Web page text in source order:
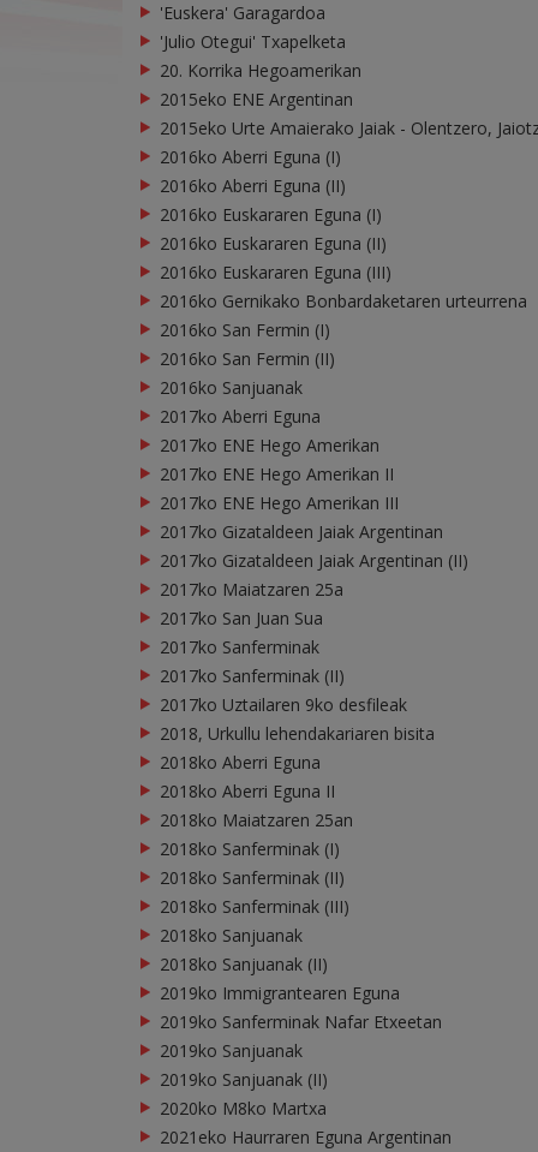
'Euskera' Garagardoa
'Julio Otegui' Txapelketa
20. Korrika Hegoamerikan
2015eko ENE Argentinan
2015eko Urte Amaierako Jaiak - Olentzero,
2016ko Aberri Eguna (I)
2016ko Aberri Eguna (II)
2016ko Euskararen Eguna (I)
2016ko Euskararen Eguna (II)
2016ko Euskararen Eguna (III)
2016ko Gernikako Bonbardaketaren urteurrena
2016ko San Fermin (I)
2016ko San Fermin (II)
2016ko Sanjuanak
2017ko Aberri Eguna
2017ko ENE Hego Amerikan
2017ko ENE Hego Amerikan II
2017ko ENE Hego Amerikan III
2017ko Gizataldeen Jaiak Argentinan
2017ko Gizataldeen Jaiak Argentinan (II)
2017ko Maiatzaren 25a
2017ko San Juan Sua
2017ko Sanferminak
2017ko Sanferminak (II)
2017ko Uztailaren 9ko desfileak
2018, Urkullu lehendakariaren bisita
2018ko Aberri Eguna
2018ko Aberri Eguna II
2018ko Maiatzaren 25an
2018ko Sanferminak (I)
2018ko Sanferminak (II)
2018ko Sanferminak (III)
2018ko Sanjuanak
2018ko Sanjuanak (II)
2019ko Immigrantearen Eguna
2019ko Sanferminak Nafar Etxeetan
2019ko Sanjuanak
2019ko Sanjuanak (II)
2020ko M8ko Martxa
2021eko Haurraren Eguna Argentinan